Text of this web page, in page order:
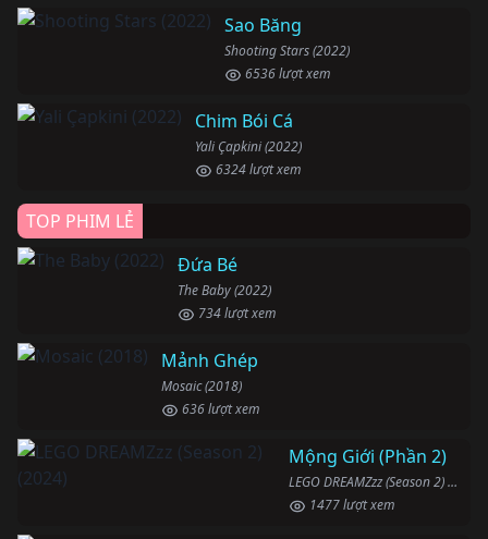
Sao Băng
Shooting Stars (2022)
6536 lượt xem
Chim Bói Cá
Yali Çapkini (2022)
6324 lượt xem
TOP PHIM LẺ
Đứa Bé
The Baby (2022)
734 lượt xem
Mảnh Ghép
Mosaic (2018)
636 lượt xem
Mộng Giới (Phần 2)
LEGO DREAMZzz (Season 2) (2024)
1477 lượt xem